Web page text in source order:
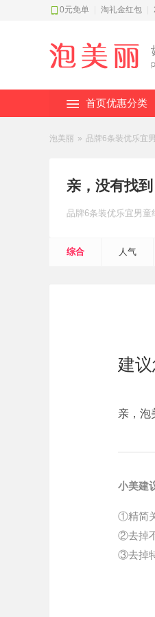
0元免单 淘礼金红包
首页优惠分类
泡美丽 » 品牌6条装优乐宜
亲，没有找到
品牌6条装优乐宜男童
综合 人气
建
亲，泡
小美建
①精简
②去掉
③去掉